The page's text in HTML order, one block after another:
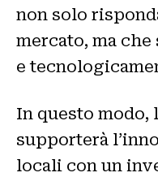
non solo
mercato, ma
e
In questo modo,
supporterà
locali con un